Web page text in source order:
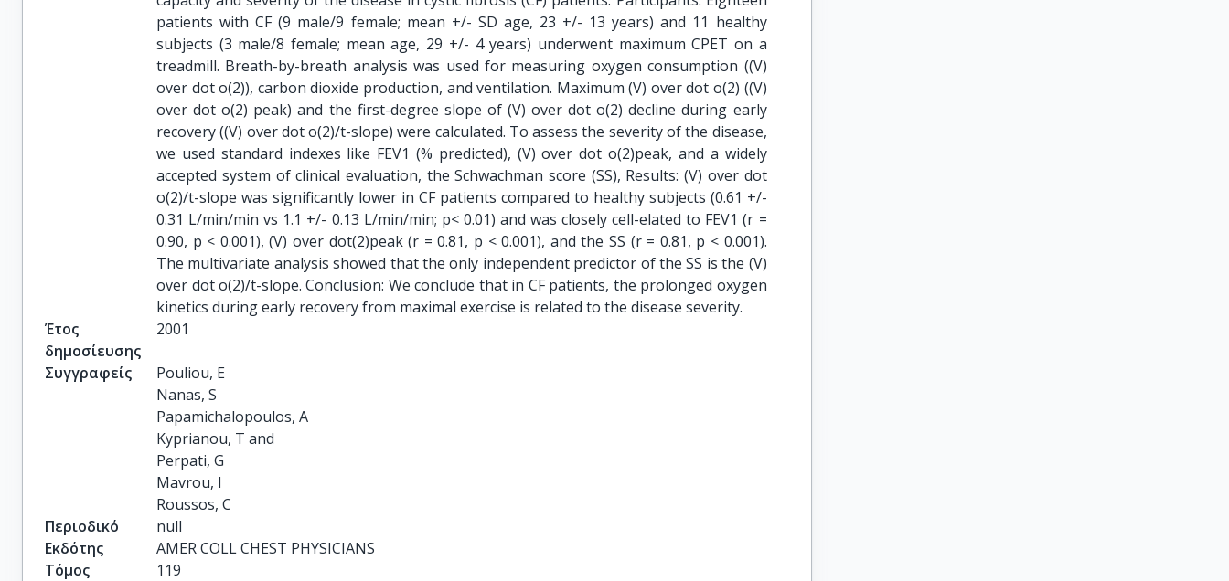
patients with CF (9 male/9 female; mean +/- SD age, 23 +/- 13 years) and 11 healthy
subjects (3 male/8 female; mean age, 29 +/- 4 years) underwent maximum CPET on a
treadmill. Breath-by-breath analysis was used for measuring oxygen consumption ((V)
over dot o(2)), carbon dioxide production, and ventilation. Maximum (V) over dot o(2) ((V)
over dot o(2) peak) and the first-degree slope of (V) over dot o(2) decline during early
recovery ((V) over dot o(2)/t-slope) were calculated. To assess the severity of the disease,
we used standard indexes like FEV1 (% predicted), (V) over dot o(2)peak, and a widely
accepted system of clinical evaluation, the Schwachman score (SS), Results: (V) over dot
o(2)/t-slope was significantly lower in CF patients compared to healthy subjects (0.61 +/-
0.31 L/min/min vs 1.1 +/- 0.13 L/min/min; p< 0.01) and was closely cell-elated to FEV1 (r =
0.90, p < 0.001), (V) over dot(2)peak (r = 0.81, p < 0.001), and the SS (r = 0.81, p < 0.001).
The multivariate analysis showed that the only independent predictor of the SS is the (V)
over dot o(2)/t-slope. Conclusion: We conclude that in CF patients, the prolonged oxygen
kinetics during early recovery from maximal exercise is related to the disease severity.
Έτος
δημοσίευσης
2001
Συγγραφείς
Pouliou, E
Nanas, S
Papamichalopoulos, A
Kyprianou, T and
Perpati, G
Mavrou, I
Roussos, C
Περιοδικό
null
Εκδότης
AMER COLL CHEST PHYSICIANS
Τόμος
119